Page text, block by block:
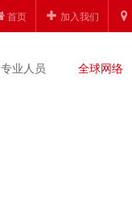
首页 加入我们
专业人员 全球网络